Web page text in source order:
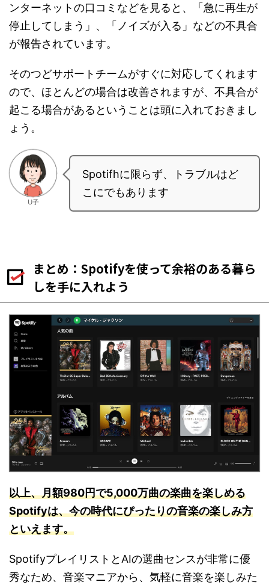
ンターネットの口コミなどを見ると、「急に再生が
停止してしまう」、「ノイズが入る」などの不具合
が報告されています。
そのつどサポートチームがすぐに対応してくれます
ので、ほとんどの場合は改善されますが、不具合が
起こる場合があるということは頭に入れておきまし
ょう。
U子
Spotifhに限らず、トラブルはど
こにでもあります
まとめ：Spotifyを使って余裕のある暮ら
しを手に入れよう
以上、月額980円で5,000万曲の楽曲を楽しめる
Spotifyは、今の時代にぴったりの音楽の楽しみ方
といえます。
SpotifyプレイリストとAIの選曲センスが非常に優
秀なため、音楽マニアから、気軽に音楽を楽しみた